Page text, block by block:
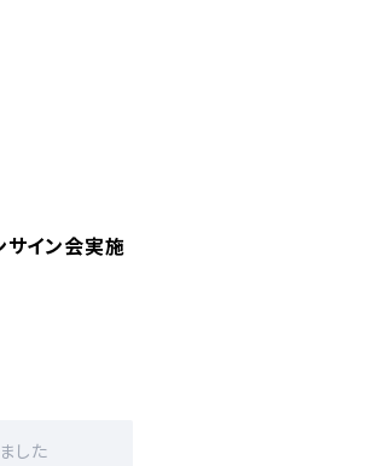
サイン会実施
した